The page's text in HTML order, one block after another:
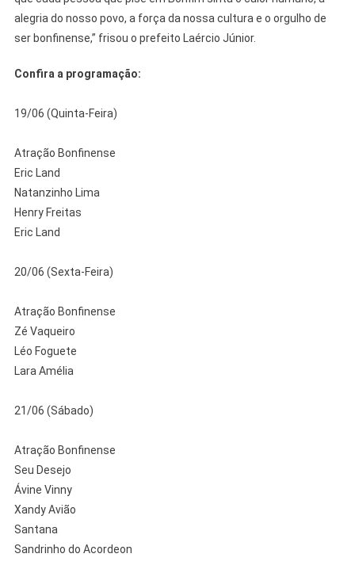
alegria do nosso povo, a força da nossa cultura e o orgulho de
ser bonfinense,” frisou o prefeito Laércio Júnior.
Confira a programação:
19/06 (Quinta-Feira)
Atração Bonfinense
Eric Land
Natanzinho Lima
Henry Freitas
Eric Land
20/06 (Sexta-Feira)
Atração Bonfinense
Zé Vaqueiro
Léo Foguete
Lara Amélia
21/06 (Sábado)
Atração Bonfinense
Seu Desejo
Ávine Vinny ⁠
Xandy Avião
Santana
Sandrinho do Acordeon